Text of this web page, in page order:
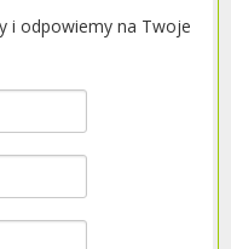
i odpowiemy na Twoje